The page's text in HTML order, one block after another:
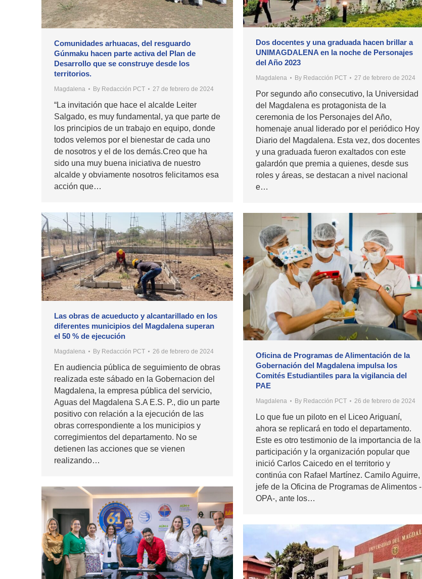
Comunidades arhuacas, del resguardo
Gúnmaku hacen parte activa del Plan de
Desarrollo que se construye desde los
territorios.
Magdalena By Redacción PCT 27 de febrero de 2024
“La invitación que hace el alcalde Leiter
Salgado, es muy fundamental, ya que parte de
los principios de un trabajo en equipo, donde
todos velemos por el bienestar de cada uno
de nosotros y el de los demás.Creo que ha
sido una muy buena iniciativa de nuestro
alcalde y obviamente nosotros felicitamos esa
acción que…
Dos docentes y una graduada hacen brillar a
UNIMAGDALENA en la noche de Personajes
del Año 2023
Magdalena By Redacción PCT 27 de febrero de 2024
Por segundo año consecutivo, la Universidad
del Magdalena es protagonista de la
ceremonia de los Personajes del Año,
homenaje anual liderado por el periódico Hoy
Diario del Magdalena. Esta vez, dos docentes
y una graduada fueron exaltados con este
galardón que premia a quienes, desde sus
roles y áreas, se destacan a nivel nacional
e…
Las obras de acueducto y alcantarillado en los
diferentes municipios del Magdalena superan
el 50 % de ejecución
Magdalena By Redacción PCT 26 de febrero de 2024
En audiencia pública de seguimiento de obras
realizada este sábado en la Gobernacion del
Magdalena, la empresa pública del servicio,
Aguas del Magdalena S.A E.S. P., dio un parte
positivo con relación a la ejecución de las
obras correspondiente a los municipios y
corregimientos del departamento. No se
detienen las acciones que se vienen
realizando…
Oficina de Programas de Alimentación de la
Gobernación del Magdalena impulsa los
Comités Estudiantiles para la vigilancia del
PAE
Magdalena By Redacción PCT 26 de febrero de 2024
Lo que fue un piloto en el Liceo Ariguaní,
ahora se replicará en todo el departamento.
Este es otro testimonio de la importancia de la
participación y la organización popular que
inició Carlos Caicedo en el territorio y
continúa con Rafael Martínez. Camilo Aguirre,
jefe de la Oficina de Programas de Alimentos -
OPA-, ante los…